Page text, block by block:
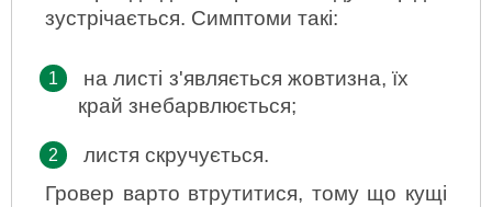
зустрічається. Симптоми такі:
на листі з'являється жовтизна, їх
край знебарвлюється;
листя скручується.
Гровер варто втрутитися, тому що кущі